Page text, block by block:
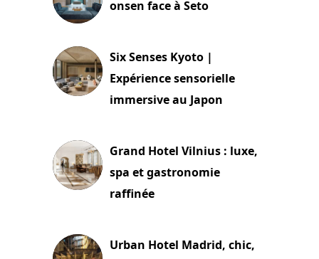
onsen face à Seto
Six Senses Kyoto |
Expérience sensorielle
immersive au Japon
Grand Hotel Vilnius : luxe,
spa et gastronomie
raffinée
Urban Hotel Madrid, chic,